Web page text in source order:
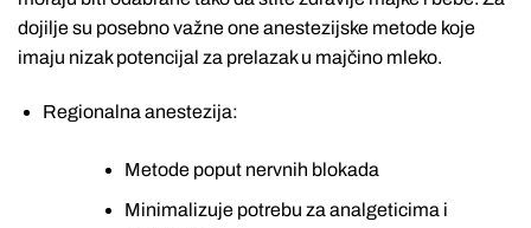
dojilje su posebno važne one anestezijske metode koje
imaju nizak potencijal za prelazak u majčino mleko.
Regionalna anestezija:
Metode poput nervnih blokada
Minimalizuje potrebu za analgeticima i